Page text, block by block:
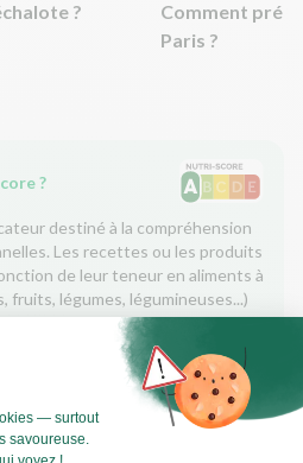
?
Comment
Paris ?
?
destiné à la compréhension
Les recettes ou les produits
de leur teneur en aliments à
fruits, légumes, légumineuses...)
acides gras saturés, sucres,